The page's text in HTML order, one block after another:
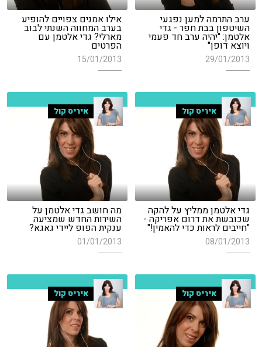
ערב התרמה למען נפגעי
השיטפון בבת חפר - גדי
אלטמן: "יהיה ערב חד פעמי
ויוצא דופן"
29/01/2013
אילו אמנים צפויים להופיע
בערב המחווה השנתי לבוב
מארלי? גדי אלטמן עם
הפרטים
15/01/2013
איריס קול
גדי אלטמן ממליץ על להקה
שכובשת את דרום אפריקה -
"חייבים לראות כדי להאמין!"
08/01/2013
איריס קול
מה חושב גדי אלטמן על
השירות החדש שמציעה
ענקית הפופ ליידי גאגא?
01/01/2013
איריס קול איריס קול